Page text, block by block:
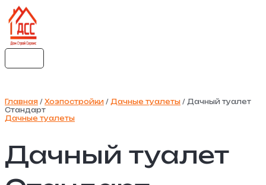
содержимому
МЕНЮ
Главная / Хозпостройки / Дачные туалеты / Дачный туалет
Стандарт
Дачные туалеты
Дачный туалет
товара
Дачный
туалет
Стандарт